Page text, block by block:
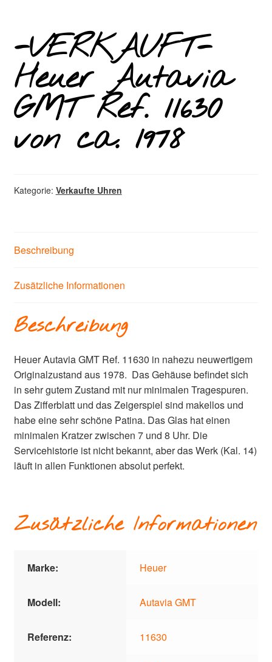
-VERKAUFT-
Heuer Autavia
GMT Ref. 11630
von ca. 1978
Kategorie: Verkaufte Uhren
Beschreibung
Zusätzliche Informationen
Beschreibung
Heuer Autavia GMT Ref. 11630 in nahezu neuwertigem
Originalzustand aus 1978. Das Gehäuse befindet sich
in sehr gutem Zustand mit nur minimalen Tragespuren.
Das Zifferblatt und das Zeigerspiel sind makellos und
habe eine sehr schöne Patina. Das Glas hat einen
minimalen Kratzer zwischen 7 und 8 Uhr. Die
Servicehistorie ist nicht bekannt, aber das Werk (Kal. 14)
läuft in allen Funktionen absolut perfekt.
Zusätzliche Informationen
Marke: Heuer
Modell: Autavia GMT
Referenz: 11630